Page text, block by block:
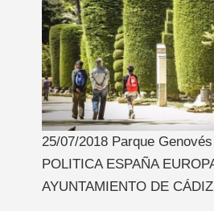
25/07/2018 Parque
POLITICA ESPAÑA
AYUNTAMIENTO DE CÁDIZ